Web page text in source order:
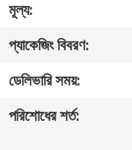
মান
নিয়ন্ত্রণ
মূল্য:
প্যাকেজিং বিবরণ:
ডেলিভারি সময়:
পরিশোধের শর্ত: